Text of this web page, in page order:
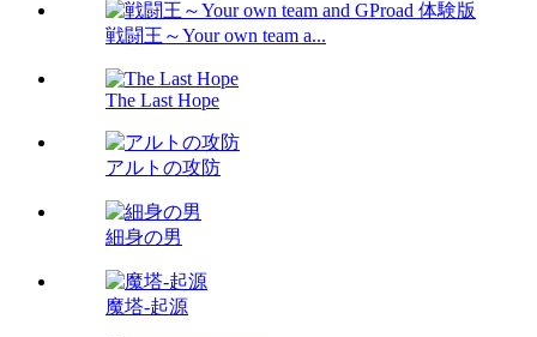
戦闘王～Your own team a...
The Last Hope
アルトの攻防
細身の男
魔塔-起源